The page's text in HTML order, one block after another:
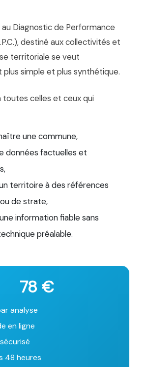
Diagnostic de Performance
destiné aux collectivités et
territoriale se veut
simple et plus synthétique.
toutes celles et ceux qui
une commune,
données factuelles et
territoire à des références
de strate,
information fiable sans
préalable.
78 €
analyse
en ligne
48 heures